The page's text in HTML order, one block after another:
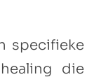
specifieke
die